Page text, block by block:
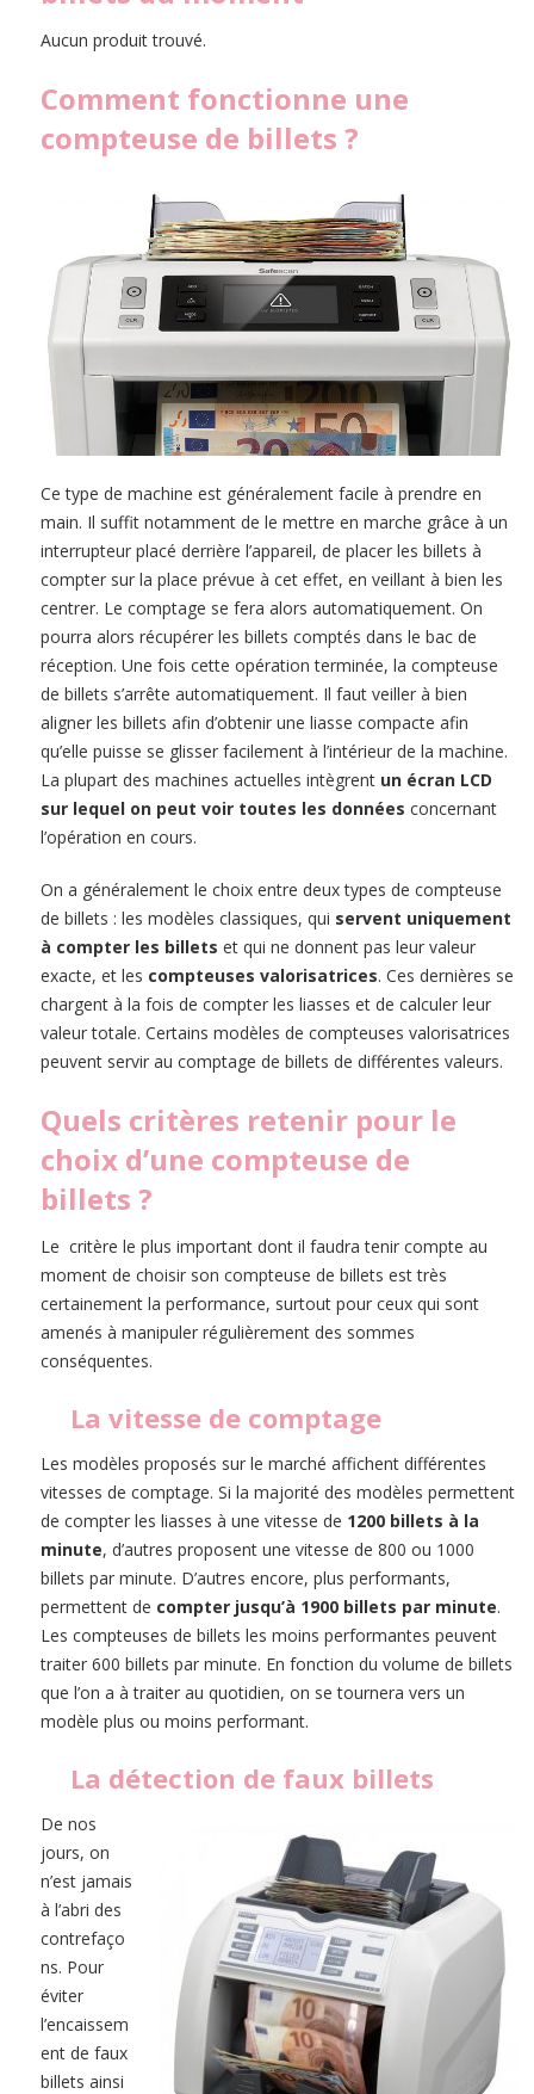
Aucun produit trouvé.
Comment fonctionne une
compteuse de billets ?
Ce type de machine est généralement facile à prendre en
main. Il suffit notamment de le mettre en marche grâce à un
interrupteur placé derrière l’appareil, de placer les billets à
compter sur la place prévue à cet effet, en veillant à bien les
centrer. Le comptage se fera alors automatiquement. On
pourra alors récupérer les billets comptés dans le bac de
réception. Une fois cette opération terminée, la compteuse
de billets s’arrête automatiquement. Il faut veiller à bien
aligner les billets afin d’obtenir une liasse compacte afin
qu’elle puisse se glisser facilement à l’intérieur de la machine.
La plupart des machines actuelles intègrent un écran LCD
sur lequel on peut voir toutes les données concernant
l’opération en cours.
On a généralement le choix entre deux types de compteuse
de billets : les modèles classiques, qui servent uniquement
à compter les billets et qui ne donnent pas leur valeur
exacte, et les compteuses valorisatrices. Ces dernières se
chargent à la fois de compter les liasses et de calculer leur
valeur totale. Certains modèles de compteuses valorisatrices
peuvent servir au comptage de billets de différentes valeurs.
Quels critères retenir pour le
choix d’une compteuse de
billets ?
Le critère le plus important dont il faudra tenir compte au
moment de choisir son compteuse de billets est très
certainement la performance, surtout pour ceux qui sont
amenés à manipuler régulièrement des sommes
conséquentes.
La vitesse de comptage
Les modèles proposés sur le marché affichent différentes
vitesses de comptage. Si la majorité des modèles permettent
de compter les liasses à une vitesse de 1200 billets à la
minute, d’autres proposent une vitesse de 800 ou 1000
billets par minute. D’autres encore, plus performants,
permettent de compter jusqu’à 1900 billets par minute.
Les compteuses de billets les moins performantes peuvent
traiter 600 billets par minute. En fonction du volume de billets
que l’on a à traiter au quotidien, on se tournera vers un
modèle plus ou moins performant.
La détection de faux billets
De nos
jours, on
n’est jamais
à l’abri des
contrefaço
ns. Pour
éviter
l’encaissem
ent de faux
billets ainsi